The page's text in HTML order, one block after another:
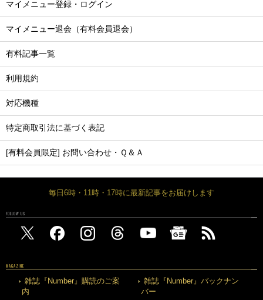
マイメニュー登録・ログイン
マイメニュー退会（有料会員退会）
有料記事一覧
利用規約
対応機種
特定商取引法に基づく表記
[有料会員限定] お問い合わせ・Ｑ＆Ａ
毎日6時・11時・17時に最新記事をお届けします
FOLLOW US
MAGAZINE
雑誌『Number』購読のご案
内
雑誌『Number』バックナン
バー